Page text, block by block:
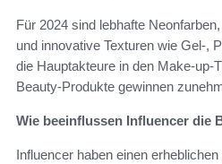
Für 2024 sind lebhafte
und innovative Texturen wie Gel-,
die Hauptakteure in den Make-up-
Beauty-Produkte gewinnen
Wie beeinflussen Influencer die
Influencer haben einen